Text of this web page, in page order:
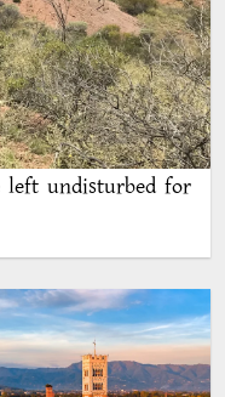
left undisturbed for